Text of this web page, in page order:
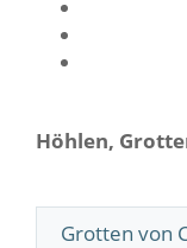
Höhlen,
Grotten von